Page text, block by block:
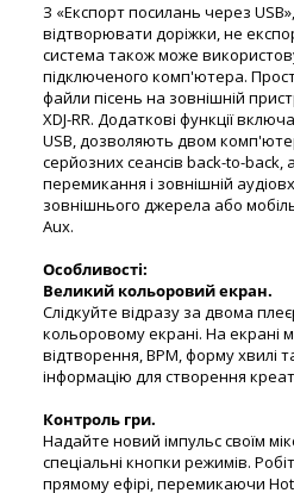
З «Експорт посилань через
відтворювати доріжки, не
система також може
підключеного комп'ютера.
файли пісень на зовнішній
XDJ-RR. Додаткові функції
USB, дозволяють двом
серйозних сеансів back-to-back,
перемикання і зовнішній
зовнішнього джерела або
Aux.
Особливості:
Великий кольоровий екран.
Слідкуйте відразу за двома
кольоровому екрані. На екрані
відтворення, BPM, форму хвилі
інформацію для створення
Контроль гри.
Надайте новий імпульс своїм
спеціальні кнопки режимів.
прямому ефірі, перемикаючи